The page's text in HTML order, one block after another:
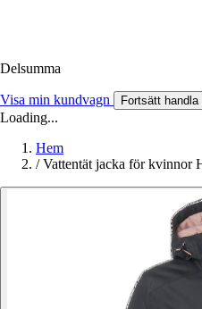
Delsumma
Visa min kundvagn Fortsätt handla
Loading...
Hem
/ Vattentät jacka för kvinnor